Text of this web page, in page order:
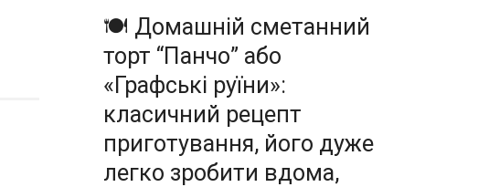
🍽️ Домашній сметанний
торт “Панчо” або
«Графські руїни»:
класичний рецепт
приготування, його дуже
легко зробити вдома,